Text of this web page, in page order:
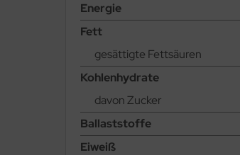
Energie
Fett
gesättigte Fettsäuren
Kohlenhydrate
davon Zucker
Ballaststoffe
Eiweiß